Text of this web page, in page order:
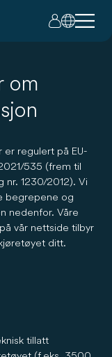
om
regulert på EU-
535 (frem til
nr. 1230/2012). Vi
begrepene og
nedenfor. Våre
vår nettside tilbyr
ditt.
tillatt